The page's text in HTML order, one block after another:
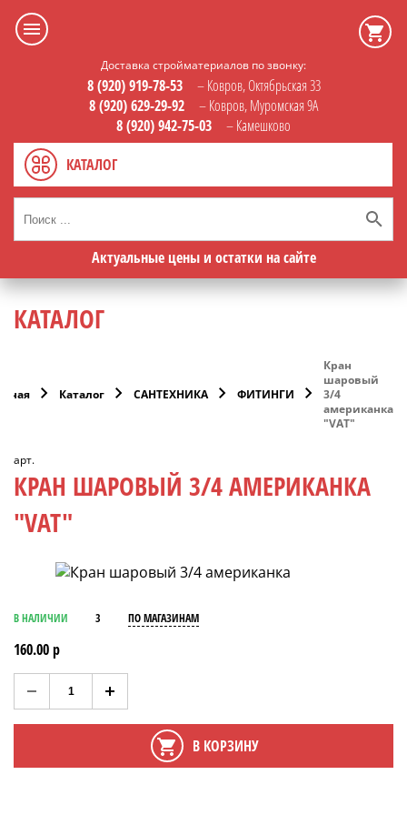
Доставка стройматериалов по звонку:
8 (920) 919-78-53
– Ковров, Октябрьская 33
8 (920) 629-29-92
– Ковров, Муромская 9А
8 (920) 942-75-03
– Камешково
КАТАЛОГ
Актуальные цены и остатки на сайте
КАТАЛОГ
Каталог САНТЕХНИКА ФИТИНГИ
Кран
шаровый
3/4
американка
"VAT"
арт.
КРАН ШАРОВЫЙ 3/4 АМЕРИКАНКА
"VAT"
В НАЛИЧИИ 3 ПО МАГАЗИНАМ
160.00 р
В КОРЗИНУ